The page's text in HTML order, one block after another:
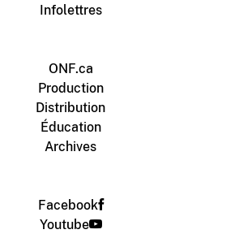
Infolettres
ONF.ca
Production
Distribution
Éducation
Archives
Facebook
Youtube